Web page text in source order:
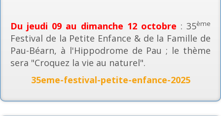
Du jeudi 09 au dimanche 12 octobre : 35ème
Festival de la Petite Enfance & de la Famille de
Pau-Béarn, à l'Hippodrome de Pau ; le thème
sera "Croquez la vie au naturel".
35eme-festival-petite-enfance-2025